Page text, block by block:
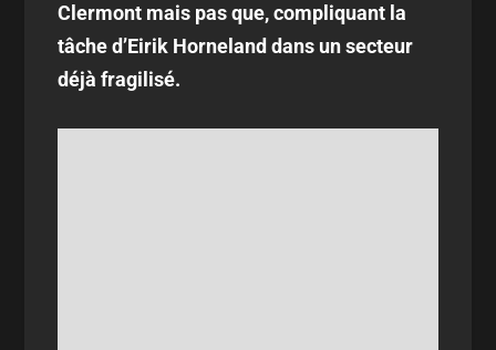
Clermont mais pas que, compliquant la
tâche d’Eirik Horneland dans un secteur
déjà fragilisé.